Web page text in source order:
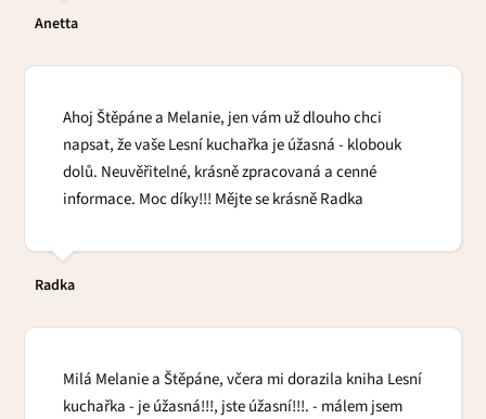
Anetta
Ahoj Štěpáne a Melanie, jen vám už dlouho chci
napsat, že vaše Lesní kuchařka je úžasná - klobouk
dolů. Neuvěřitelné, krásně zpracovaná a cenné
informace. Moc díky!!! Mějte se krásně Radka
Radka
Milá Melanie a Štěpáne, včera mi dorazila kniha Lesní
kuchařka - je úžasná!!!, jste úžasní!!!. - málem jsem